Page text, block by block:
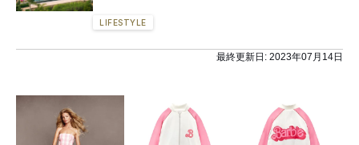
LIFESTYLE
最終更新日: 2023年07月14日